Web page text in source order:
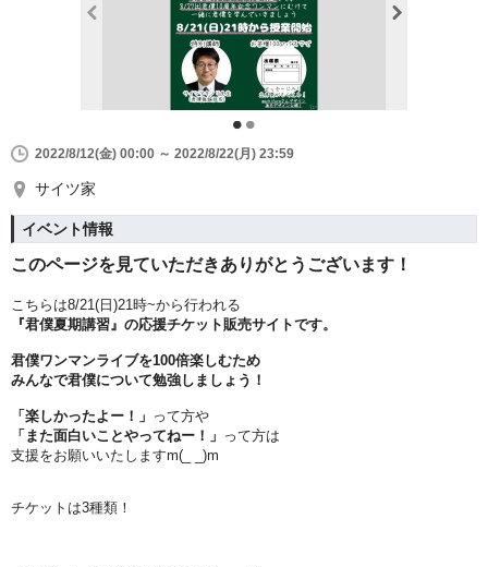
2022/8/12(金) 00:00 ～ 2022/8/22(月) 23:59
サイツ家
イベント情報
このページを見ていただきありがとうございます！
こちらは8/21(日)21時~から行われる
『君僕夏期講習』の応援チケット販売サイトです。
君僕ワンマンライブを100倍楽しむため
みんなで君僕について勉強しましょう！
「楽しかったよー！」 って方や
「また面白いことやってねー！」 って方は
支援をお願いいたしますm(_ _)m
チケットは3種類！